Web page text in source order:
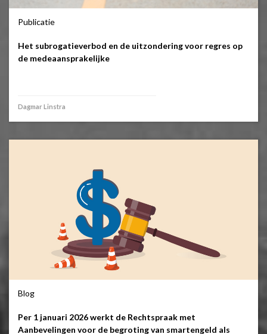
Publicatie
Het subrogatieverbod en de uitzondering voor regres op
de medeaansprakelijke
Dagmar Linstra
Blog
Per 1 januari 2026 werkt de Rechtspraak met
Aanbevelingen voor de begroting van smartengeld als